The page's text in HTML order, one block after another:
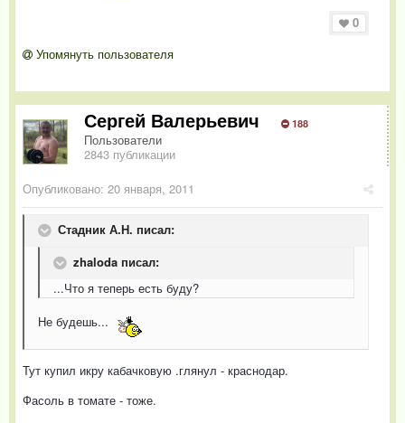
0
Упомянуть пользователя
Сергей Валерьевич 188
Пользователи
2843 публикации
Опубликовано: 20 января, 2011
Стадник А.Н. писал:
zhaloda писал:
...Что я теперь есть буду?
Не будешь...
Тут купил икру кабачковую .глянул - краснодар.
Фасоль в томате - тоже.